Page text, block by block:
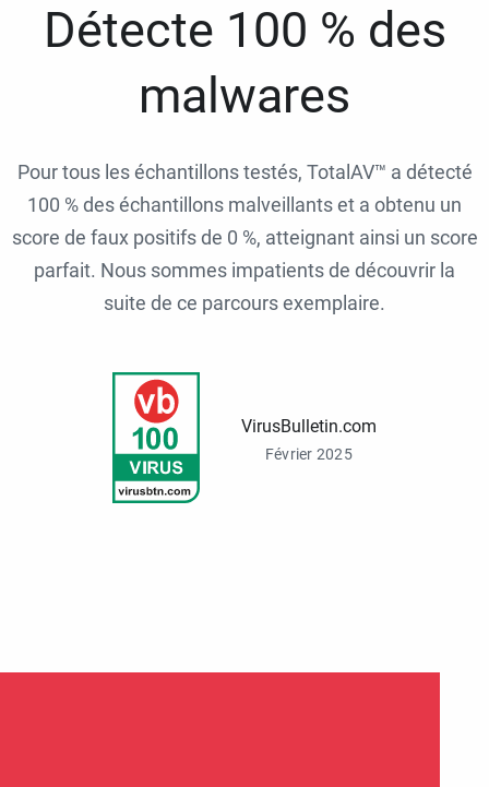
Détecte 100 % des
malwares
Pour tous les échantillons testés, TotalAV™ a détecté
100 % des échantillons malveillants et a obtenu un
score de faux positifs de 0 %, atteignant ainsi un score
parfait. Nous sommes impatients de découvrir la
suite de ce parcours exemplaire.
VirusBulletin.com
Février 2025